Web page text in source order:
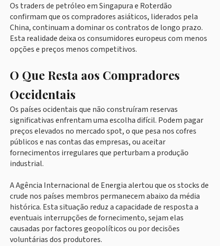
Os traders de petróleo em Singapura e Roterdão
confirmam que os compradores asiáticos, liderados pela
China, continuam a dominar os contratos de longo prazo.
Esta realidade deixa os consumidores europeus com menos
opções e preços menos competitivos.
O Que Resta aos Compradores
Occidentais
Os países ocidentais que não construíram reservas
significativas enfrentam uma escolha difícil. Podem pagar
preços elevados no mercado spot, o que pesa nos cofres
públicos e nas contas das empresas, ou aceitar
fornecimentos irregulares que perturbam a produção
industrial.
A Agência Internacional de Energia alertou que os stocks de
crude nos países membros permanecem abaixo da média
histórica. Esta situação reduz a capacidade de resposta a
eventuais interrupções de fornecimento, sejam elas
causadas por factores geopolíticos ou por decisões
voluntárias dos produtores.